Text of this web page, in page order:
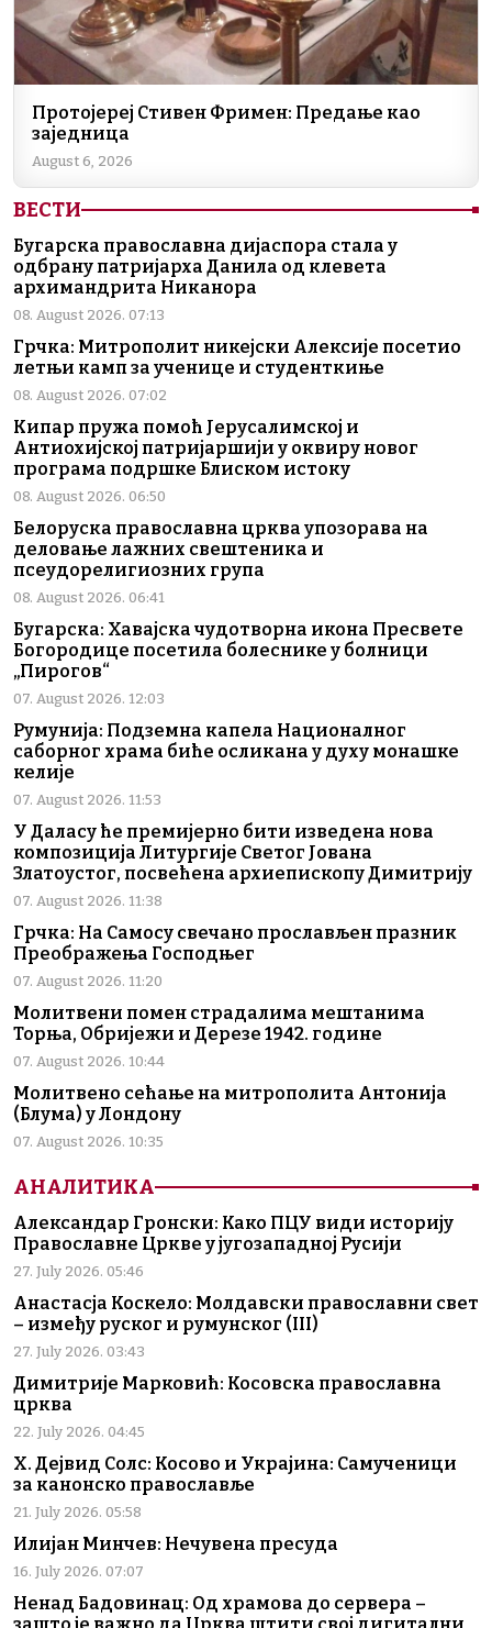
Протојереј Стивен Фримен: Предање као
заједница
August 6, 2026
ВЕСТИ
Бугарска православна дијаспора стала у
одбрану патријарха Данила од клевета
архимандрита Никанора
08. August 2026. 07:13
Грчка: Митрополит никејски Алексије посетио
летњи камп за ученице и студенткиње
08. August 2026. 07:02
Кипар пружа помоћ Јерусалимској и
Антиохијској патријаршији у оквиру новог
програма подршке Блиском истоку
08. August 2026. 06:50
Белоруска православна црква упозорава на
деловање лажних свештеника и
псеудорелигиозних група
08. August 2026. 06:41
Бугарска: Хавајска чудотворна икона Пресвете
Богородице посетила болеснике у болници
„Пирогов“
07. August 2026. 12:03
Румунија: Подземна капела Националног
саборног храма биће осликана у духу монашке
келије
07. August 2026. 11:53
У Даласу ће премијерно бити изведена нова
композиција Литургије Светог Јована
Златоустог, посвећена архиепископу Димитрију
07. August 2026. 11:38
Грчка: На Самосу свечано прослављен празник
Преображења Господњег
07. August 2026. 11:20
Молитвени помен страдалима мештанима
Торња, Обријежи и Дерезе 1942. године
07. August 2026. 10:44
Молитвено сећање на митрополита Антонија
(Блума) у Лондону
07. August 2026. 10:35
АНАЛИТИКА
Александар Гронски: Како ПЦУ види историју
Православне Цркве у југозападној Русији
27. July 2026. 05:46
Анастасја Коскело: Молдавски православни свет
– између руског и румунског (III)
27. July 2026. 03:43
Димитрије Марковић: Косовска православна
црква
22. July 2026. 04:45
Х. Дејвид Солс: Косово и Украјина: Самученици
за канонско православље
21. July 2026. 05:58
Илијан Минчев: Нечувена пресуда
16. July 2026. 07:07
Ненад Бадовинац: Од храмова до сервера –